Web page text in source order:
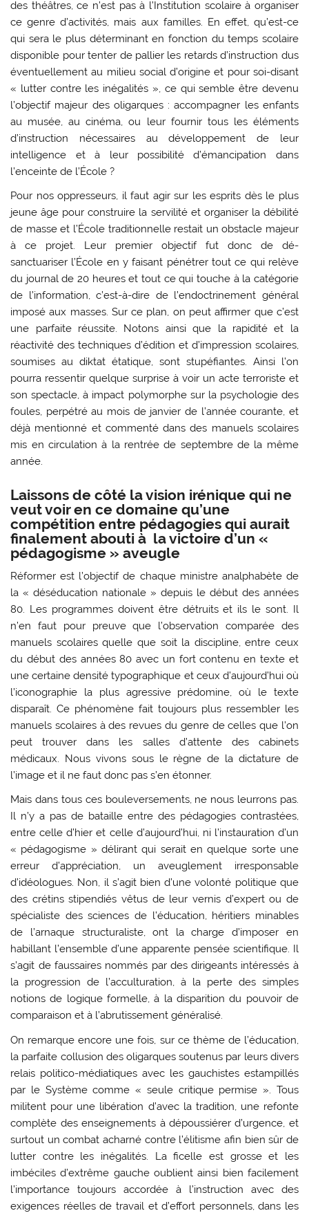
des théâtres, ce n’est pas à l’Institution scolaire à organiser
ce genre d’activités, mais aux familles. En effet, qu’est-ce
qui sera le plus déterminant en fonction du temps scolaire
disponible pour tenter de pallier les retards d’instruction dus
éventuellement au milieu social d’origine et pour soi-disant
« lutter contre les inégalités », ce qui semble être devenu
l’objectif majeur des oligarques : accompagner les enfants
au musée, au cinéma, ou leur fournir tous les éléments
d’instruction nécessaires au développement de leur
intelligence et à leur possibilité d’émancipation dans
l’enceinte de l’École ?
Pour nos oppresseurs, il faut agir sur les esprits dès le plus
jeune âge pour construire la servilité et organiser la débilité
de masse et l’École traditionnelle restait un obstacle majeur
à ce projet. Leur premier objectif fut donc de dé-
sanctuariser l’École en y faisant pénétrer tout ce qui relève
du journal de 20 heures et tout ce qui touche à la catégorie
de l’information, c’est-à-dire de l’endoctrinement général
imposé aux masses. Sur ce plan, on peut affirmer que c’est
une parfaite réussite. Notons ainsi que la rapidité et la
réactivité des techniques d’édition et d’impression scolaires,
soumises au diktat étatique, sont stupéfiantes. Ainsi l’on
pourra ressentir quelque surprise à voir un acte terroriste et
son spectacle, à impact polymorphe sur la psychologie des
foules, perpétré au mois de janvier de l’année courante, et
déjà mentionné et commenté dans des manuels scolaires
mis en circulation à la rentrée de septembre de la même
année.
Laissons de côté la vision irénique qui ne
veut voir en ce domaine qu’une
compétition entre pédagogies qui aurait
finalement abouti à la victoire d’un «
pédagogisme » aveugle
Réformer est l’objectif de chaque ministre analphabète de
la « déséducation nationale » depuis le début des années
80. Les programmes doivent être détruits et ils le sont. Il
n’en faut pour preuve que l’observation comparée des
manuels scolaires quelle que soit la discipline, entre ceux
du début des années 80 avec un fort contenu en texte et
une certaine densité typographique et ceux d’aujourd’hui où
l’iconographie la plus agressive prédomine, où le texte
disparaît. Ce phénomène fait toujours plus ressembler les
manuels scolaires à des revues du genre de celles que l’on
peut trouver dans les salles d’attente des cabinets
médicaux. Nous vivons sous le règne de la dictature de
l’image et il ne faut donc pas s’en étonner.
Mais dans tous ces bouleversements, ne nous leurrons pas.
Il n’y a pas de bataille entre des pédagogies contrastées,
entre celle d’hier et celle d’aujourd’hui, ni l’instauration d’un
« pédagogisme » délirant qui serait en quelque sorte une
erreur d’appréciation, un aveuglement irresponsable
d’idéologues. Non, il s’agit bien d’une volonté politique que
des crétins stipendiés vêtus de leur vernis d’expert ou de
spécialiste des sciences de l’éducation, héritiers minables
de l’arnaque structuraliste, ont la charge d’imposer en
habillant l’ensemble d’une apparente pensée scientifique. Il
s’agit de faussaires nommés par des dirigeants intéressés à
la progression de l’acculturation, à la perte des simples
notions de logique formelle, à la disparition du pouvoir de
comparaison et à l’abrutissement généralisé.
On remarque encore une fois, sur ce thème de l’éducation,
la parfaite collusion des oligarques soutenus par leurs divers
relais politico-médiatiques avec les gauchistes estampillés
par le Système comme « seule critique permise ». Tous
militent pour une libération d’avec la tradition, une refonte
complète des enseignements à dépoussiérer d’urgence, et
surtout un combat acharné contre l’élitisme afin bien sûr de
lutter contre les inégalités. La ficelle est grosse et les
imbéciles d’extrême gauche oublient ainsi bien facilement
l’importance toujours accordée à l’instruction avec des
exigences réelles de travail et d’effort personnels, dans les